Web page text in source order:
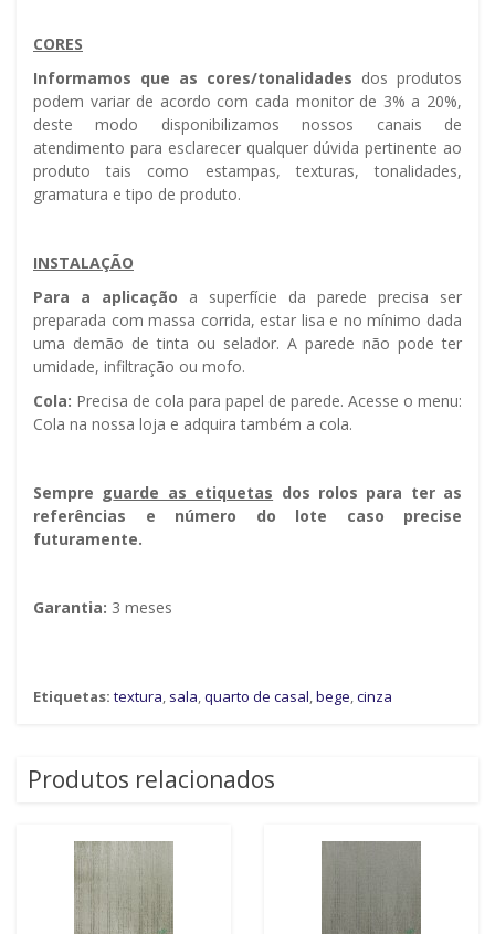
CORES
Informamos que as cores/tonalidades dos produtos
podem variar de acordo com cada monitor de 3% a 20%,
deste modo disponibilizamos nossos canais de
atendimento para esclarecer qualquer dúvida pertinente ao
produto tais como estampas, texturas, tonalidades,
gramatura e tipo de produto.
INSTALAÇÃO
Para a aplicação a superfície da parede precisa ser
preparada com massa corrida, estar lisa e no mínimo dada
uma demão de tinta ou selador. A parede não pode ter
umidade, infiltração ou mofo.
Cola: Precisa de cola para papel de parede. Acesse o menu:
Cola na nossa loja e adquira também a cola.
Sempre guarde as etiquetas dos rolos para ter as
referências e número do lote caso precise
futuramente.
Garantia: 3 meses
Etiquetas: textura, sala,quarto de casal,bege,cinza
Produtos relacionados